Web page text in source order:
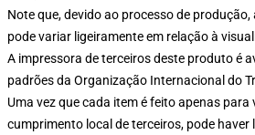
Note que, devido ao processo de
pode variar ligeiramente em relação à
A impressora de terceiros deste produto é
padrões da Organização Internacional do
Uma vez que cada item é feito apenas para
cumprimento local de terceiros, pode haver